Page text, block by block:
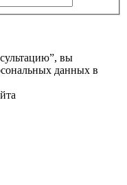
вы
данных в